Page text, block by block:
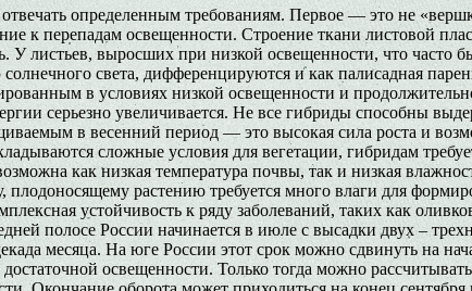
определенным требованиям. Первое — это не
к перепадам освещенности. Строение ткани листовой
У листьев, выросших при низкой освещенности, что часто
света, дифференцируются и как палисадная
в условиях низкой освещенности и
серьезно увеличивается. Не все гибриды способны
в весенний период — это высокая сила роста и
сложные условия для вегетации, гибридам
как низкая температура почвы, так и низкая
плодоносящему растению требуется много влаги для
устойчивость к ряду заболеваний, таких как
полосе России начинается в июле с высадки двух –
месяца. На юге России этот срок можно сдвинуть на
освещенности. Только тогда можно